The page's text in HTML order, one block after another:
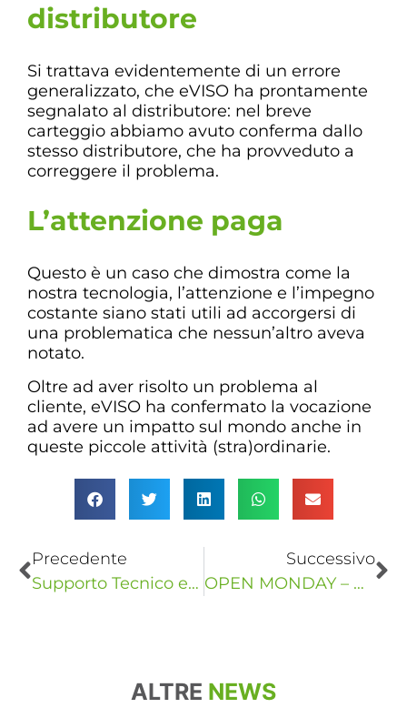
distributore
Si trattava evidentemente di un errore
generalizzato, che eVISO ha prontamente
segnalato al distributore: nel breve
carteggio abbiamo avuto conferma dallo
stesso distributore, che ha provveduto a
correggere il problema.
L’attenzione paga
Questo è un caso che dimostra come la
nostra tecnologia, l’attenzione e l’impegno
costante siano stati utili ad accorgersi di
una problematica che nessun’altro aveva
notato.
Oltre ad aver risolto un problema al
cliente, eVISO ha confermato la vocazione
ad avere un impatto sul mondo anche in
queste piccole attività (stra)ordinarie.
Precedente
Supporto Tecnico eVISO – Un contatore “leggermente”…datato
Successivo
OPEN MONDAY – Roberto Ing. Vancini
ALTRE NEWS